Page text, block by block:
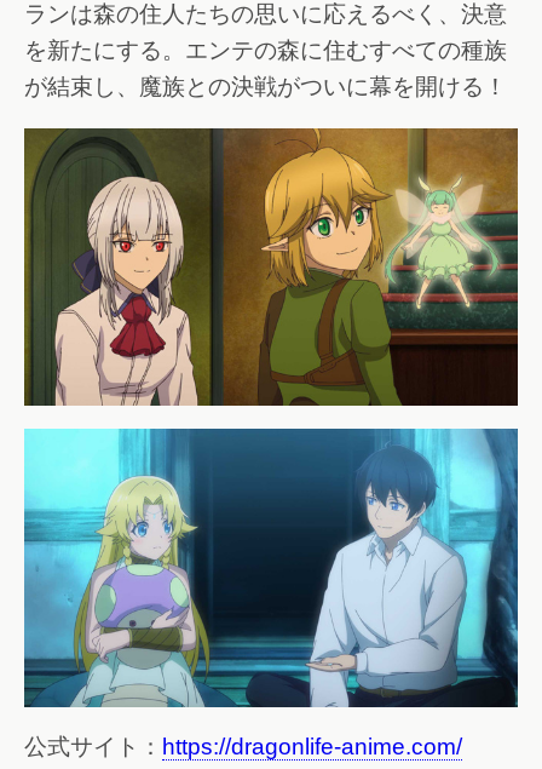
ランは森の住人たちの思いに応えるべく、決意
を新たにする。エンテの森に住むすべての種族
が結束し、魔族との決戦がついに幕を開ける！
公式サイト： https://dragonlife-anime.com/